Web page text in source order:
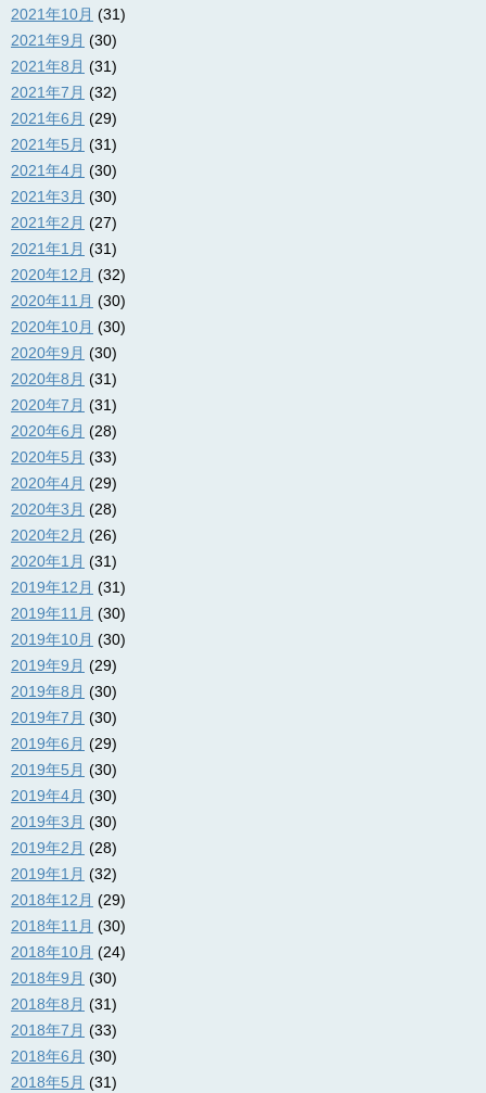
2021年10月 (31)
2021年9月 (30)
2021年8月 (31)
2021年7月 (32)
2021年6月 (29)
2021年5月 (31)
2021年4月 (30)
2021年3月 (30)
2021年2月 (27)
2021年1月 (31)
2020年12月 (32)
2020年11月 (30)
2020年10月 (30)
2020年9月 (30)
2020年8月 (31)
2020年7月 (31)
2020年6月 (28)
2020年5月 (33)
2020年4月 (29)
2020年3月 (28)
2020年2月 (26)
2020年1月 (31)
2019年12月 (31)
2019年11月 (30)
2019年10月 (30)
2019年9月 (29)
2019年8月 (30)
2019年7月 (30)
2019年6月 (29)
2019年5月 (30)
2019年4月 (30)
2019年3月 (30)
2019年2月 (28)
2019年1月 (32)
2018年12月 (29)
2018年11月 (30)
2018年10月 (24)
2018年9月 (30)
2018年8月 (31)
2018年7月 (33)
2018年6月 (30)
2018年5月 (31)